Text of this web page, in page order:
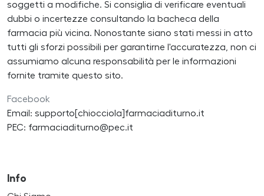
soggetti a modifiche. Si consiglia di verificare eventuali
dubbi o incertezze consultando la bacheca della
farmacia più vicina. Nonostante siano stati messi in atto
tutti gli sforzi possibili per garantirne l'accuratezza, non ci
assumiamo alcuna responsabilità per le informazioni
fornite tramite questo sito.
Facebook
Email: supporto[chiocciola]farmaciaditurno.it
PEC: farmaciaditurno@pec.it
Info